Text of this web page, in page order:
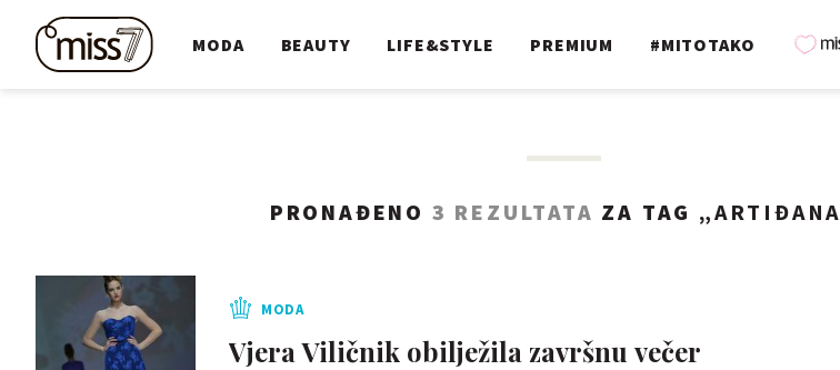
MODA BEAUTY LIFE&STYLE PREMIUM #MITOTAKO
PRONAĐENO 3 REZULTATA ZA TAG „ARTIĐANA
MODA
Vjera Viličnik obilježila završnu večer